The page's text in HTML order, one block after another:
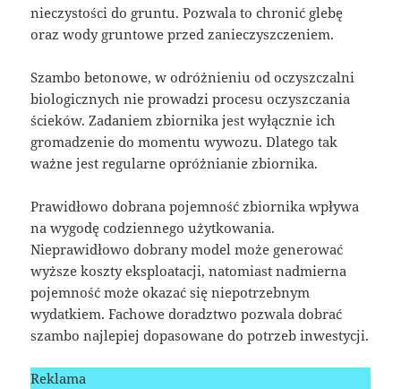
nieczystości do gruntu. Pozwala to chronić glebę
oraz wody gruntowe przed zanieczyszczeniem.
Szambo betonowe, w odróżnieniu od oczyszczalni
biologicznych nie prowadzi procesu oczyszczania
ścieków. Zadaniem zbiornika jest wyłącznie ich
gromadzenie do momentu wywozu. Dlatego tak
ważne jest regularne opróżnianie zbiornika.
Prawidłowo dobrana pojemność zbiornika wpływa
na wygodę codziennego użytkowania.
Nieprawidłowo dobrany model może generować
wyższe koszty eksploatacji, natomiast nadmierna
pojemność może okazać się niepotrzebnym
wydatkiem. Fachowe doradztwo pozwala dobrać
szambo najlepiej dopasowane do potrzeb inwestycji.
Reklama